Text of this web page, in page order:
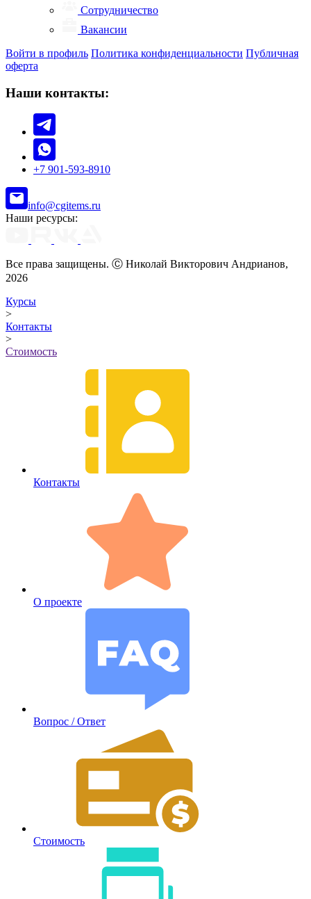
Сотрудничество
Вакансии
Войти в профиль Политика конфиденциальности Публичная
оферта
Наши контакты:
+7 901-593-8910
info@cgitems.ru
Наши ресурсы:
Все права защищены. Ⓒ Николай Викторович Андрианов,
2026
Курсы
>
Контакты
>
Стоимость
Контакты
О проекте
Вопрос / Ответ
Стоимость